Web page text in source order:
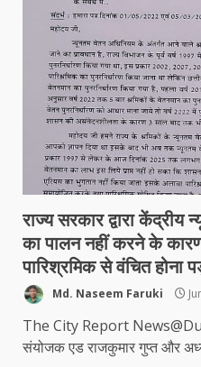
राज्य सरकार द्वारा
का पालन नहीं करने के
पारिश्रमिक से वंचित होना
Md. Naseem Faruki
The City Report
संयोजक एड राजकुमार गुप्त और